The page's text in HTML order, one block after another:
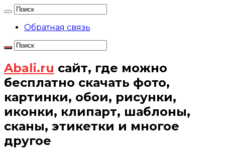
Обратная связь
Abali.ru сайт, где можно
бесплатно скачать фото,
картинки, обои, рисунки,
иконки, клипарт, шаблоны,
сканы, этикетки и многое
другое